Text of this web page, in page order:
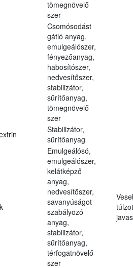
tömegnövelő
szer
Csomósodást
gátló anyag,
emulgeálószer,
fényezőanyag,
habosítószer,
nedvesítőszer,
stabilizátor,
sűrítőanyag,
tömegnövelő
szer
Stabilizátor,
sűrítőanyag
Emulgeálósó,
emulgeálószer,
kelátképző
anyag,
nedvesítőszer,
savanyúságot
szabályozó
anyag,
stabilizátor,
sűrítőanyag,
térfogatnövelő
szer